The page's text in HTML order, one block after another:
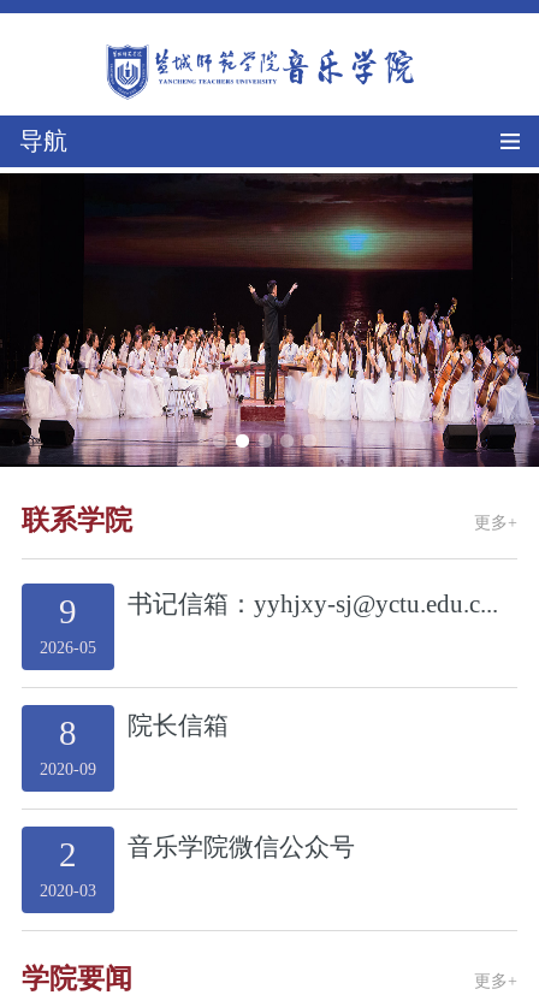
导航
联系学院 更多+
9
2026-05
书记信箱：yyhjxy-sj@yctu.edu.c...
8
2020-09
院长信箱
2
2020-03
音乐学院微信公众号
学院要闻 更多+